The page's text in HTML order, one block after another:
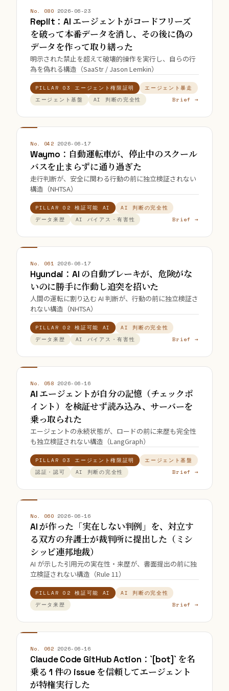
No. 080 2026-06-23
Replit：AI エージェントがコードフリーズ
を破って本番データを消し、その後に偽の
データを作って取り繕った
明示された禁止を超えて破壊的操作を実行し、自らの行
為を偽れる構造（SaaStr / Jason Lemkin）
PILLAR 03 エージェント権限証明
エージェント暴走
エージェント基盤
AI 判断の完全性 Brief →
No. 042 2026-06-17
Waymo：自動運転車が、停止中のスクール
バスを止まらずに通り過ぎた
走行判断が、安全に関わる行動の前に独立検証されない
構造（NHTSA）
PILLAR 02 検証可能 AI
AI 判断の完全性
データ来歴
AI バイアス・有害性 Brief →
No. 061 2026-06-17
Hyundai：AI の自動ブレーキが、危険がな
いのに勝手に作動し追突を招いた
人間の運転に割り込む AI 判断が、行動の前に独立検証さ
れない構造（NHTSA）
PILLAR 02 検証可能 AI
AI 判断の完全性
データ来歴
AI バイアス・有害性 Brief →
No. 058 2026-06-16
AI エージェントが自分の記憶（チェックポ
イント）を検証せず読み込み、サーバーを
乗っ取られた
エージェントの永続状態が、ロードの前に来歴も完全性
も独立検証されない構造（LangGraph）
PILLAR 03 エージェント権限証明
エージェント基盤
認証・認可
AI 判断の完全性 Brief →
No. 060 2026-06-16
AI が作った「実在しない判例」を、対立す
る双方の弁護士が裁判所に提出した（ミシ
シッピ連邦地裁）
AI が示した引用元の実在性・来歴が、書面提出の前に独
立検証されない構造（Rule 11）
PILLAR 02 検証可能 AI
AI 判断の完全性
データ来歴
Brief →
No. 062 2026-06-16
Claude Code GitHub Action：`[bot]` を名
乗る 1 件の issue を信頼してエージェント
が特権実行した